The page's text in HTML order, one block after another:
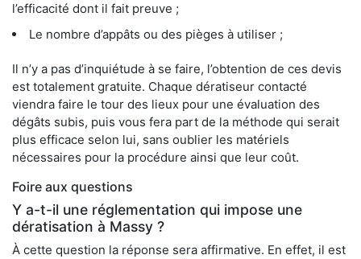
l’efficacité dont il fait preuve ;
Le nombre d’appâts ou des pièges à utiliser ;
Il n’y a pas d’inquiétude à se faire, l’obtention de ces devis
est totalement gratuite. Chaque dératiseur contacté
viendra faire le tour des lieux pour une évaluation des
dégâts subis, puis vous fera part de la méthode qui serait
plus efficace selon lui, sans oublier les matériels
nécessaires pour la procédure ainsi que leur coût.
Foire aux questions
Y a-t-il une réglementation qui impose une
dératisation à Massy ?
À cette question la réponse sera affirmative. En effet, il est